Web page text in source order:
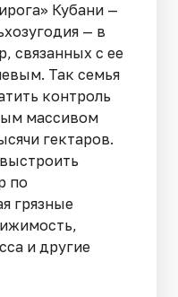
Кубани —
— в
связанных с ее
Так семья
контроль
массивом
гектаров.
по
грязные
и другие